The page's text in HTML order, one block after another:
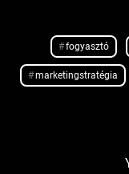
fogyasztó
marketingstratégia